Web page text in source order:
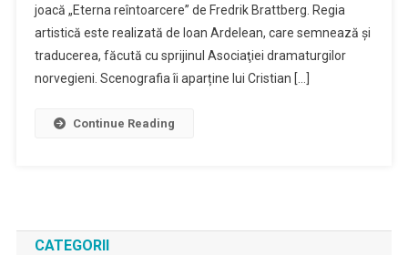
joacă „Eterna reîntoarcere” de Fredrik Brattberg. Regia
artistică este realizată de Ioan Ardelean, care semnează şi
traducerea, făcută cu sprijinul Asociaţiei dramaturgilor
norvegieni. Scenografia îi aparține lui Cristian […]
Continue Reading
CATEGORII